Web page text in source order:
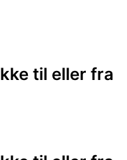
til eller fra